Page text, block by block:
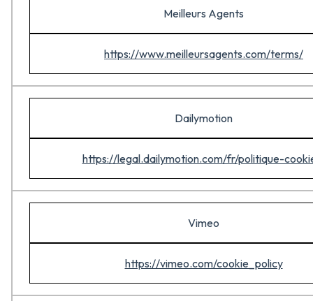
Meilleurs Agents
https://www.meilleursagents.com/terms/
Dailymotion
https://legal.dailymotion.com/fr/politique-
Vimeo
https://vimeo.com/cookie_policy